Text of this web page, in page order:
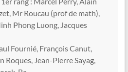
Mr Roucau (prof de math),
Phong Luong, Jacques
Fournié, François Canut,
Roques, Jean-Pierre Sayag,